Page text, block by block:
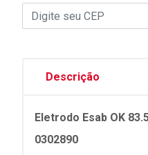
Descrição
Eletrodo Esab OK
0302890